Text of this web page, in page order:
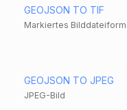
GEOJSON TO TIF
Markiertes
GEOJSON TO JPEG
JPEG-Bild